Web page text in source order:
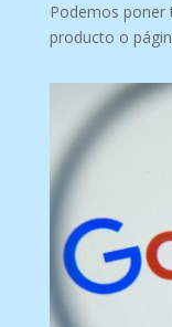
Podemos poner
producto o